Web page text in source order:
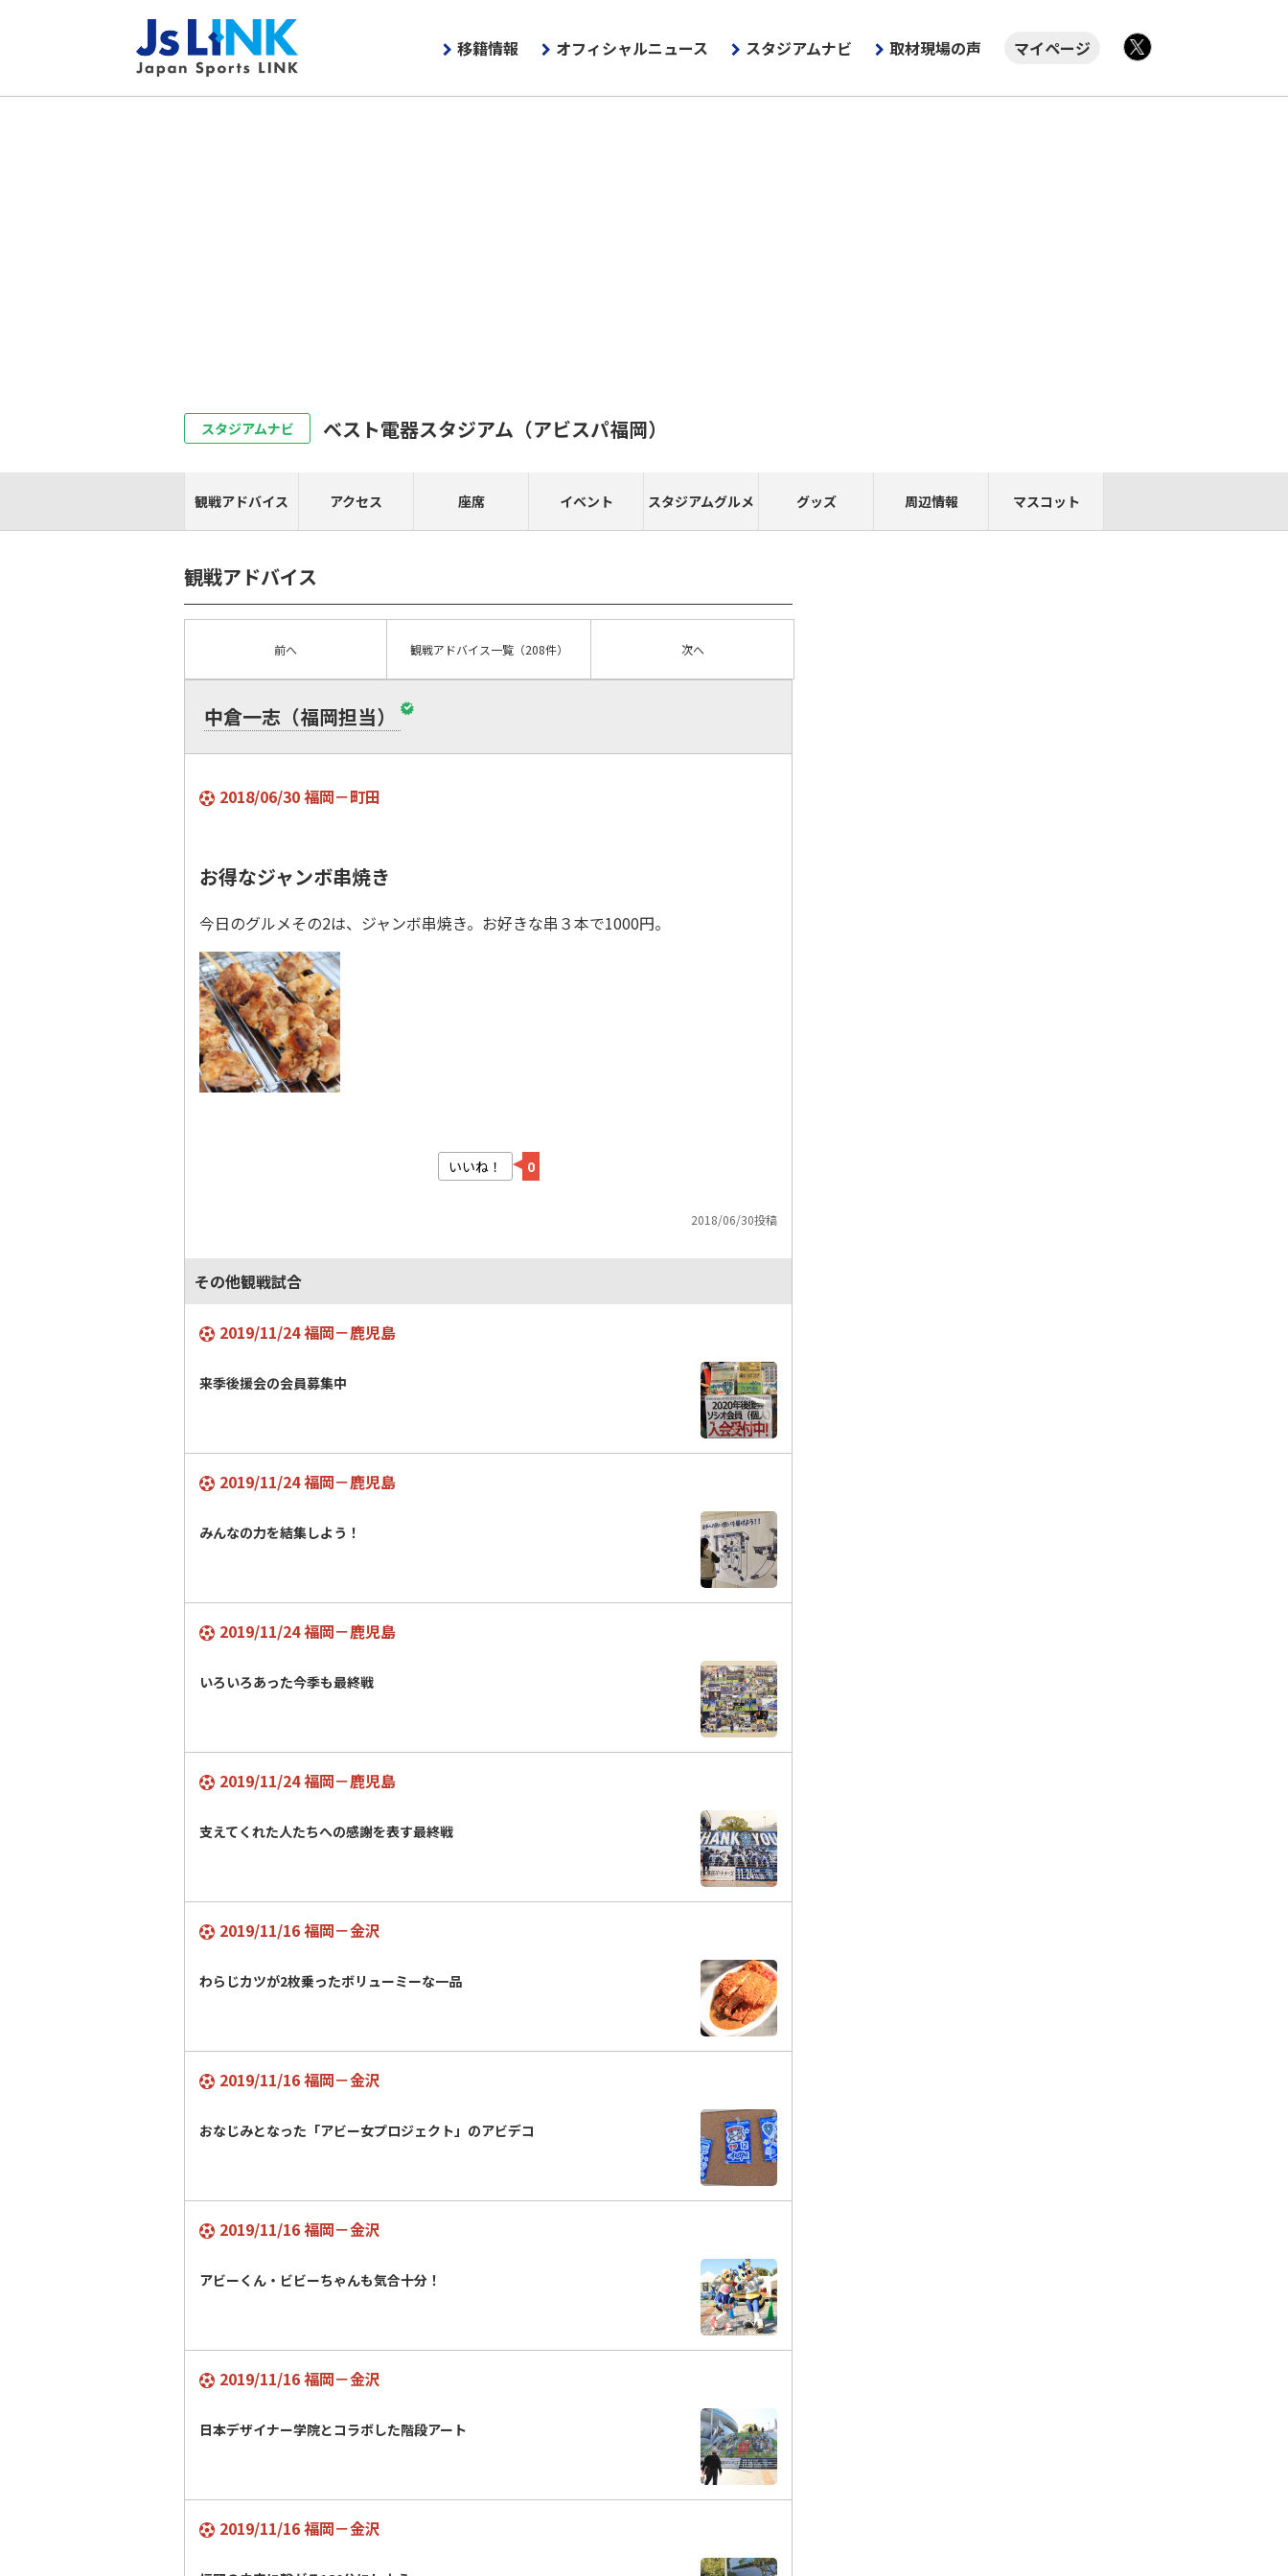
移籍情報 オフィシャルニュース スタジアムナビ 取材現場の声
マイページ
スタジアムナビ ベスト電器スタジアム （アビスパ福岡）
観戦アドバイス アクセス 座席 イベント スタジアムグルメ グッズ 周辺情報 マスコット
観戦アドバイス
前へ 観戦アドバイス一覧（208件） 次へ
中倉一志（福岡担当）
2018/06/30 福岡－町田
お得なジャンボ串焼き
今日のグルメその2は、ジャンボ串焼き。お好きな串３本で1000円。
いいね！ 0
2018/06/30投稿
その他観戦試合
2019/11/24 福岡－鹿児島
来季後援会の会員募集中
2019/11/24 福岡－鹿児島
みんなの力を結集しよう！
2019/11/24 福岡－鹿児島
いろいろあった今季も最終戦
2019/11/24 福岡－鹿児島
支えてくれた人たちへの感謝を表す最終戦
2019/11/16 福岡－金沢
わらじカツが2枚乗ったボリューミーな一品
2019/11/16 福岡－金沢
おなじみとなった「アビー女プロジェクト」のアビデコ
2019/11/16 福岡－金沢
アビーくん・ビビーちゃんも気合十分！
2019/11/16 福岡－金沢
日本デザイナー学院とコラボした階段アート
2019/11/16 福岡－金沢